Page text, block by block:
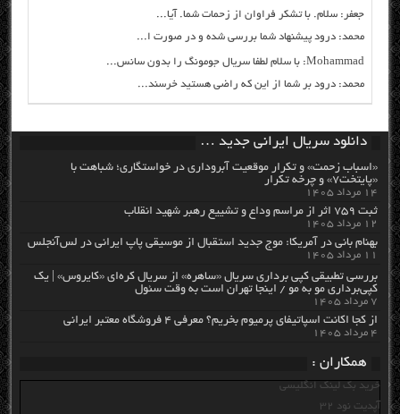
جعفر: سلام. با تشکر فراوان از زحمات شما. آیا...
محمد: درود پیشنهاد شما بررسی شده و در صورت ا...
Mohammad: با سلام لطفا سریال جومونگ را بدون سانس...
محمد: درود بر شما از این که راضی هستید خرسند...
دانلود سریال ایرانی جدید …
«اسباب زحمت» و تکرار موقعیت آبروداری در خواستگاری؛ شباهت با
«پایتخت۷» و چرخه تکرار
۱۴ مرداد ۱۴۰۵
ثبت ۷۵۹ اثر از مراسم وداع و تشییع رهبر شهید انقلاب
۱۲ مرداد ۱۴۰۵
بهنام بانی در آمریکا: موج جدید استقبال از موسیقی پاپ ایرانی در لس‌آنجلس
۱۱ مرداد ۱۴۰۵
بررسی تطبیقی کپی برداری سریال «ساهره» از سریال کره‌ای «کایروس» | یک
کپی‌برداری مو به مو / اینجا تهران است به وقت سئول
۷ مرداد ۱۴۰۵
از کجا اکانت اسپاتیفای پرمیوم بخریم؟ معرفی ۴ فروشگاه معتبر ایرانی
۴ مرداد ۱۴۰۵
همکاران :
خرید بک لینک انگلیسی
آپدیت نود 32